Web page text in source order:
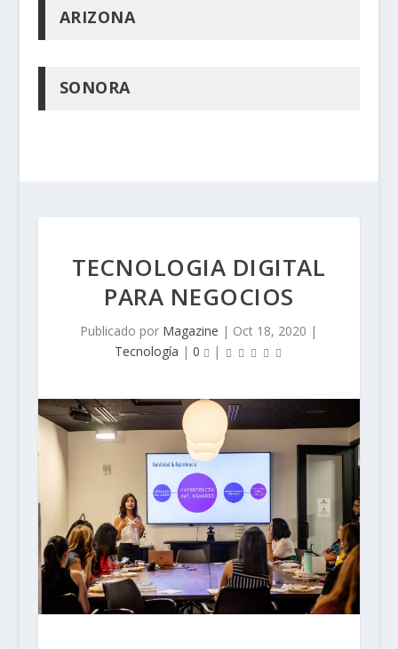
ARIZONA
SONORA
TECNOLOGIA DIGITAL
PARA NEGOCIOS
Publicado por Magazine | Oct 18, 2020 |
Tecnología |0 |